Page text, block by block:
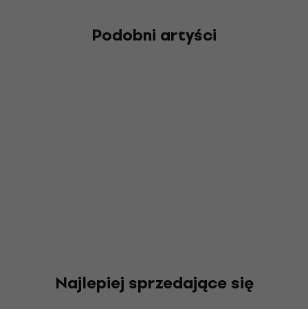
Podobni artyści
Najlepiej sprzedające się